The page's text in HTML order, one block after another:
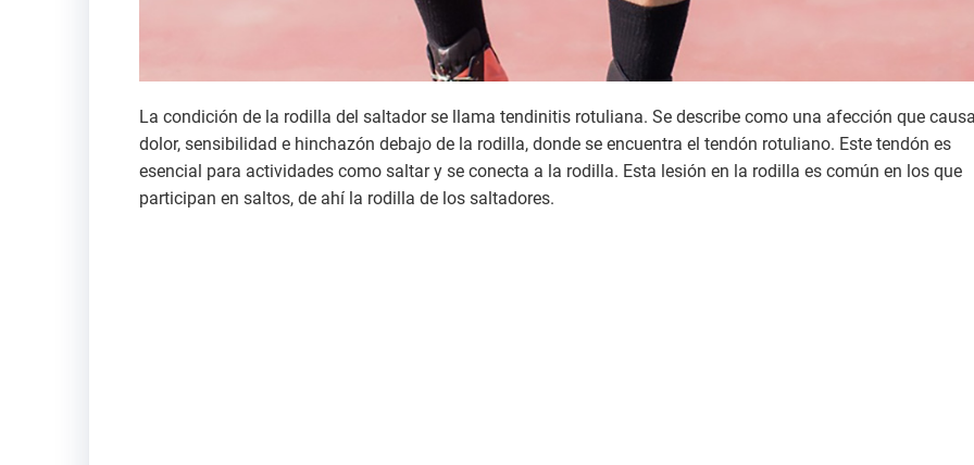
La condición de la rodilla del saltador se llama tendinitis rotuliana. Se describe como una afección que causa
dolor, sensibilidad e hinchazón debajo de la rodilla, donde se encuentra el tendón rotuliano. Este tendón es
esencial para actividades como saltar y se conecta a la rodilla. Esta lesión en la rodilla es común en los que
participan en saltos, de ahí la rodilla de los saltadores.